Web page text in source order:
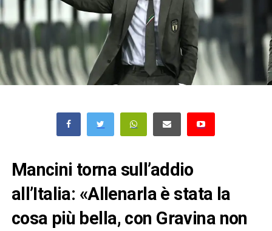
Mancini torna sull’addio
all’Italia: «Allenarla è stata la
cosa più bella, con Gravina non